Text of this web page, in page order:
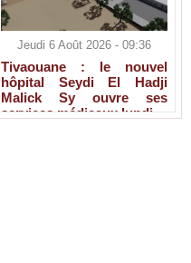
Jeudi 6 Août 2026 - 09:36
Tivaouane : le nouvel
hôpital Seydi El Hadji
Malick Sy ouvre ses
services médicaux lundi